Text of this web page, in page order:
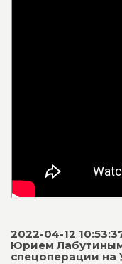
2022-04-12
Юрием
спецоперации на